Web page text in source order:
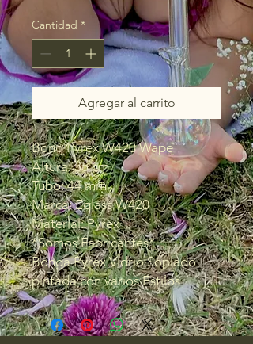
Cantidad *
Agregar al carrito
Bong Pyrex W420 Wape
Altura: 35 cm
Tubo: 44 mm
Marca: Eglass W420
Material: Pyrex
*Somos Fabricantes*
Bonga Pyrex Vidrio Soplado
pintada con varios Estilos